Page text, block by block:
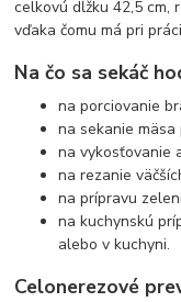
celkovú dĺžku 42,5 cm,
vďaka čomu má pri
Na čo sa sekáč
na porciovanie
na sekanie mäsa
na vykosťovanie
na rezanie
na prípravu
na kuchynskú
alebo v kuchyni.
Celonerezové